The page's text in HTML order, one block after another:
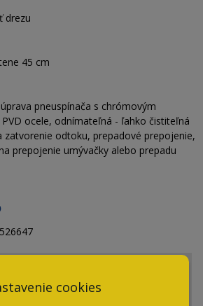
cookies
drezu
45 cm
pneuspínača s chrómovým
ocele, odnímateľná - ľahko čistiteľná
zatvorenie odtoku, prepadové prepojenie,
prepojenie umývačky alebo prepadu
526647
pomôcť s výberom?